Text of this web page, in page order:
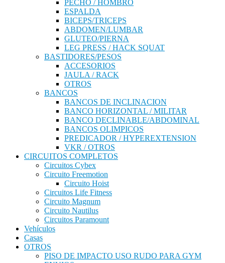
PECHO / HOMBRO
ESPALDA
BICEPS/TRICEPS
ABDOMEN/LUMBAR
GLUTEO/PIERNA
LEG PRESS / HACK SQUAT
BASTIDORES/PESOS
ACCESORIOS
JAULA / RACK
OTROS
BANCOS
BANCOS DE INCLINACION
BANCO HORIZONTAL / MILITAR
BANCO DECLINABLE/ABDOMINAL
BANCOS OLIMPICOS
PREDICADOR / HYPEREXTENSION
VKR / OTROS
CIRCUITOS COMPLETOS
Circuitos Cybex
Circuito Freemotion
Circuito Hoist
Circuitos Life Fitness
Circuito Magnum
Circuito Nautilus
Circuitos Paramount
Vehículos
Casas
OTROS
PISO DE IMPACTO USO RUDO PARA GYM